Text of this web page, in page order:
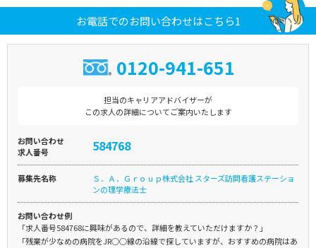
お電話でのお問い合わせはこちら1
0120-941-651
担当のキャリアアドバイザーが
この求人の詳細についてご案内いたします
お問い合わせ
求人番号
584768
募集先名称
Ｓ．Ａ．Ｇｒｏｕｐ株式会社 スターズ訪問看護ステーショ
ンの理学療法士
お問い合わせ例
「求人番号584768に興味があるので、詳細を教えていただけますか？」
「残業が少なめの病院をJR○○線の沿線で探していますが、おすすめの病院はあ